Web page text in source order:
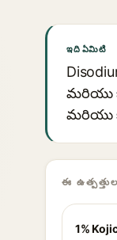
ఇది ఏమిటి
మరియు
మరియు
ఈ
1%